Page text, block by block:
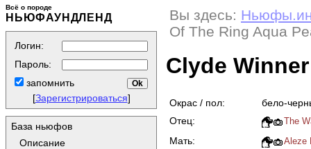
Всё о породе
НЬЮФАУНДЛЕНД
Логин:
Пароль:
запомнить
[Зарегистрироваться]
База ньюфов
Описание
Вы здесь:
Of The Ring Aqua
Clyde
Окрас / пол:
бело-
Отец:
The
Мать: Aleze